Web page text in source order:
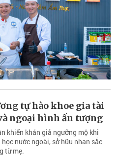
tự hào khoe gia tài
ngoại hình ấn tượng
khiến khán giả ngưỡng mộ khi
nước ngoài, sở hữu nhan sắc
từ mẹ.